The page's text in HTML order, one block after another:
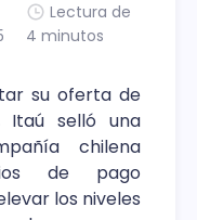
Lectura de
4 minutos
su oferta de
Itaú selló una
chilena
de pago
los niveles